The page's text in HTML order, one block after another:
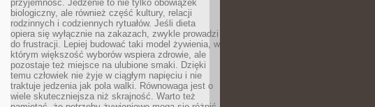
przyjemność. Jedzenie to nie tylko obowiązek
biologiczny, ale również część kultury, relacji
rodzinnych i codziennych rytuałów. Jeśli dieta
opiera się wyłącznie na zakazach, zwykle prowadzi
do frustracji. Lepiej budować taki model żywienia, w
którym większość wyborów wspiera zdrowie, ale
pozostaje też miejsce na ulubione smaki. Dzięki
temu człowiek nie żyje w ciągłym napięciu i nie
traktuje jedzenia jak pola walki. Równowaga jest o
wiele skuteczniejsza niż skrajność. Warto też